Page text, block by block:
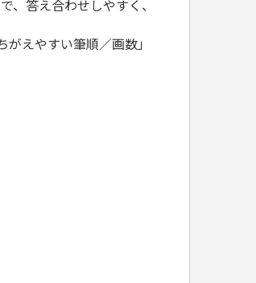
、答え合わせしやすく、
えやすい筆順／画数」